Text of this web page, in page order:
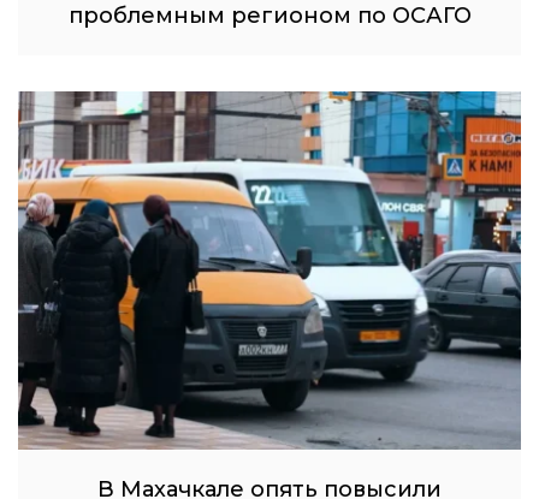
проблемным регионом по ОСАГО
В Махачкале опять повысили